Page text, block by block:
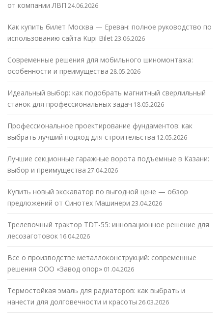
от компании ЛВП 24.06.2026
Как купить билет Москва — Ереван: полное руководство по
использованию сайта Kupi Bilet23.06.2026
Современные решения для мобильного шиномонтажа:
особенности и преимущества 28.05.2026
Идеальный выбор: как подобрать магнитный сверлильный
станок для профессиональных задач 18.05.2026
Профессиональное проектирование фундаментов: как
выбрать лучший подход для строительства 12.05.2026
Лучшие секционные гаражные ворота подъемные в Казани:
выбор и преимущества 27.04.2026
Купить новый экскаватор по выгодной цене — обзор
предложений от Синотех Машинери 23.04.2026
Трелевочный трактор TDT-55: инновационное решение для
лесозаготовок 16.04.2026
Все о производстве металлоконструкций: современные
решения ООО «Завод опор» 01.04.2026
Термостойкая эмаль для радиаторов: как выбрать и
нанести для долговечности и красоты 26.03.2026